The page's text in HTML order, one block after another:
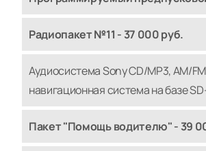
Радиопакет №11 - 37 000 руб.
Аудиосистема Sony CD/MP3, AM/
навигационная система на базе
Пакет "Помощь водителю" - 39